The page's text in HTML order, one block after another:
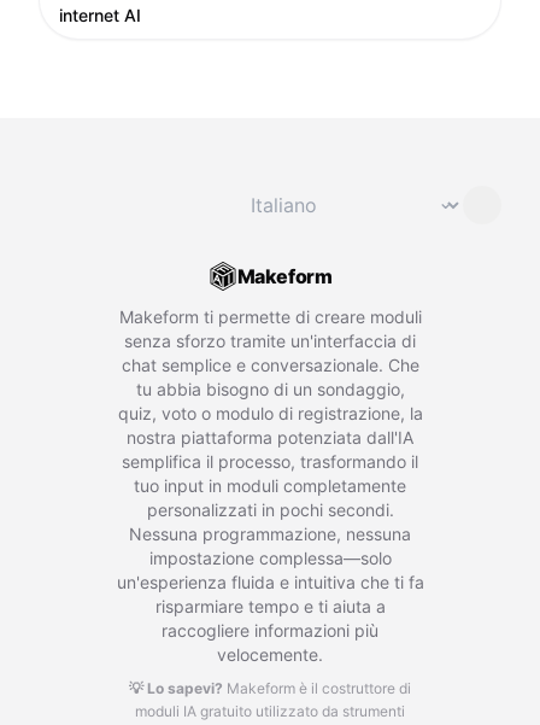
internet AI
⌄
Makeform
Makeform ti permette di creare moduli
senza sforzo tramite un'interfaccia di
chat semplice e conversazionale. Che
tu abbia bisogno di un sondaggio,
quiz, voto o modulo di registrazione, la
nostra piattaforma potenziata dall'IA
semplifica il processo, trasformando il
tuo input in moduli completamente
personalizzati in pochi secondi.
Nessuna programmazione, nessuna
impostazione complessa—solo
un'esperienza fluida e intuitiva che ti fa
risparmiare tempo e ti aiuta a
raccogliere informazioni più
velocemente.
💡 Lo sapevi? Makeform è il costruttore di
moduli IA gratuito utilizzato da strumenti